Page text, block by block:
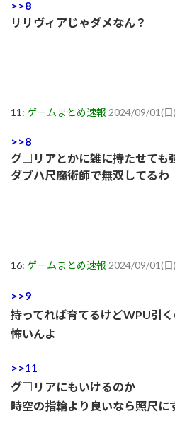
>>8
リリヴィアじゃダメなん？
11: ゲームまとめ速報 2024/09/01(
>>8
グ□リアとかに雑に持たせても
ダブハ尺魔術師で無双してるわ
16: ゲームまとめ速報 2024/09/01(
>>9
持ってれば育てるけどWPU引
怖いんよ
>>11
グ□リアにもいけるのか
時空の指輪より良いなら照尺に